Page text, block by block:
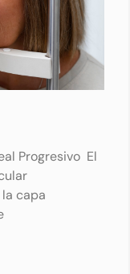
Progresivo El
capa